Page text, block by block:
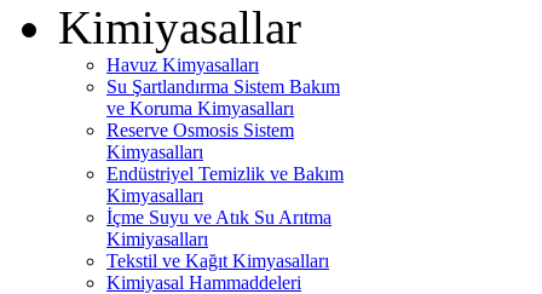
Kimiyasallar
Havuz Kimyasalları
Su Şartlandırma Sistem Bakım
ve Koruma Kimyasalları
Reserve Osmosis Sistem
Kimyasalları
Endüstriyel Temizlik ve Bakım
Kimyasalları
İçme Suyu ve Atık Su Arıtma
Kimiyasalları
Tekstil ve Kağıt Kimyasalları
Kimiyasal Hammaddeleri